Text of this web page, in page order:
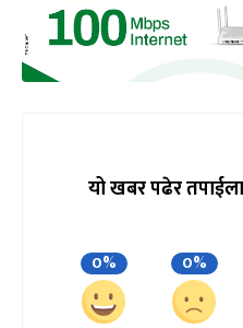
यो खबर पढेर
0% 0%